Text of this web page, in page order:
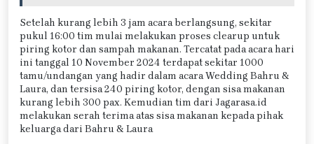
Setelah kurang lebih 3 jam acara berlangsung, sekitar
pukul 16:00 tim mulai melakukan proses clearup untuk
piring kotor dan sampah makanan. Tercatat pada acara hari
ini tanggal 10 November 2024 terdapat sekitar 1000
tamu/undangan yang hadir dalam acara Wedding Bahru &
Laura, dan tersisa 240 piring kotor, dengan sisa makanan
kurang lebih 300 pax. Kemudian tim dari Jagarasa.id
melakukan serah terima atas sisa makanan kepada pihak
keluarga dari Bahru & Laura